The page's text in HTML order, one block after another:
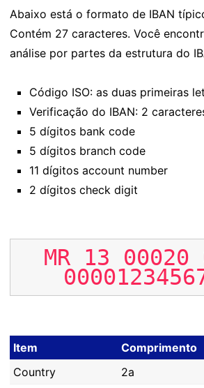
Abaixo está o formato de IBAN
Contém 27 caracteres. Você
análise por partes da estrutura do
Código ISO: as duas primeiras
Verificação do IBAN: 2
5 dígitos bank code
5 dígitos branch code
11 dígitos account number
2 dígitos check digit
MR 13 00020
Item Comprimento
Country
2a